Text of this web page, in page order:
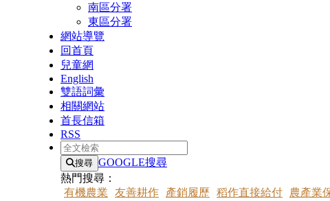
南區分署
東區分署
網站導覽
回首頁
兒童網
English
雙語詞彙
相關網站
首長信箱
RSS
全文檢索
搜尋 GOOGLE搜尋
熱門搜尋：
有機農業
友善耕作 產銷履歷 稻作直接給付 農產業